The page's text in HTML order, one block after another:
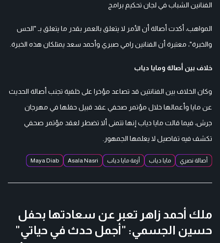
الفنانين الشباب في لجان تحكيم برامج
المواهب، أكدت أصالة أن الأمر لا يتعلق بالعمر بقدر ما يتعلق بـ "الحس
والخبرة"، معتبرة أن الفنانين رامي صبري وأحمد سعد يمتلكان هذه الخبرة.
خلاف بين أصالة ومايا دياب
وكان الخلاف بين الفنانتين قد تصاعد مؤخرا على خلفية تجنب أصالة الحديث
عن مايا وأعمالها خلال مؤتمر صحفي عقد قبيل حفلها في مهرجان
جرش، فيما قالت مايا دياب إنها تتمنى ألا تضطر لعقد مؤتمر صحفي
تكشف فيه تفاصيل لا يعلمها الجمهور.
أصالة نصري مايا دياب أزمة مايا دياب Asala Nasri
Maya Diab
ملك أحمد زاهر تعبر عن سعادتها بحفل
حسين الجسمي: "أجمل حدث في حياتي"